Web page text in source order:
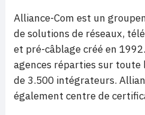
Alliance-Com est un
de solutions de réseaux,
et pré-câblage créé en
agences réparties sur toute
de 3.500 intégrateurs.
également centre de